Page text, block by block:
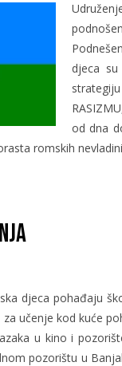
djeca su
od dna
romskih
djeca pohađaju
učenje kod kuće
u kino i
pozorištu u